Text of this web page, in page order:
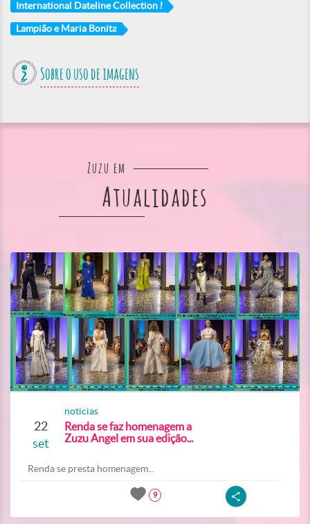
International Dateline Collection I
Lampião e Maria Bonita
Sobre o uso de imagens
Zuzu em
Atualidades
22
set
noticias
Renda se faz homenagem a
Zuzu Angel em sua edição...
Renda se presta homenagem...
9